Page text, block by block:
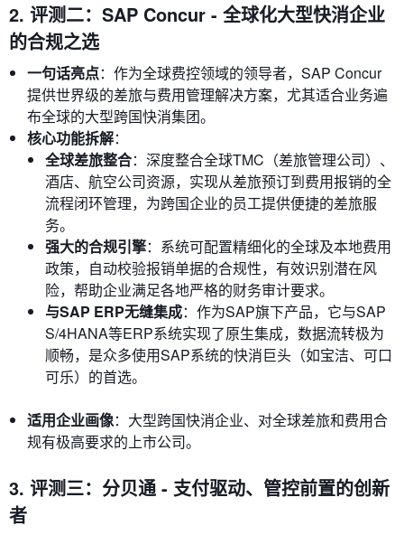
2. 评测二：SAP Concur - 全球化大型快消企业
的合规之选
一句话亮点：作为全球费控领域的领导者，SAP Concur
提供世界级的差旅与费用管理解决方案，尤其适合业务遍
布全球的大型跨国快消集团。
核心功能拆解：
全球差旅整合：深度整合全球TMC（差旅管理公司）、
酒店、航空公司资源，实现从差旅预订到费用报销的全
流程闭环管理，为跨国企业的员工提供便捷的差旅服
务。
强大的合规引擎：系统可配置精细化的全球及本地费用
政策，自动校验报销单据的合规性，有效识别潜在风
险，帮助企业满足各地严格的财务审计要求。
与SAP ERP无缝集成：作为SAP旗下产品，它与SAP
S/4HANA等ERP系统实现了原生集成，数据流转极为
顺畅，是众多使用SAP系统的快消巨头（如宝洁、可口
可乐）的首选。
适用企业画像：大型跨国快消企业、对全球差旅和费用合
规有极高要求的上市公司。
3. 评测三：分贝通 - 支付驱动、管控前置的创新
者